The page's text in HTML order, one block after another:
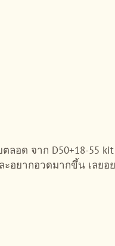
อด จาก D50+18-55
อยากอวดมากขึ้น เลย